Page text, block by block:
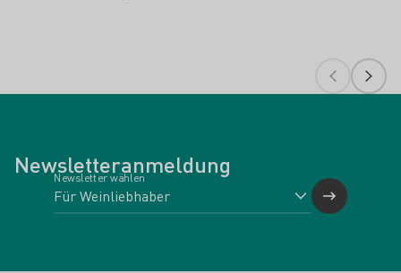
Newsletteranmeldung
Newsletter wählen